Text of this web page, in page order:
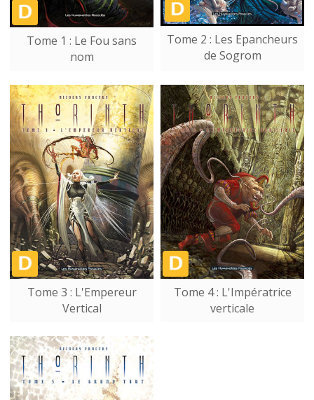
Tome 1 : Le Fou sans
nom
Tome 2 : Les Epancheurs
de Sogrom
Tome 3 : L'Empereur
Vertical
Tome 4 : L'Impératrice
verticale